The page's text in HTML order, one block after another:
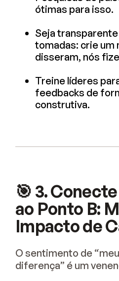
ótimas para isso.
Seja
tomadas: crie um
disseram, nós
Treine líderes
feedbacks de
construtiva.
🎯 3.
ao Ponto B:
Impacto de
O sentimento de
diferença” é um